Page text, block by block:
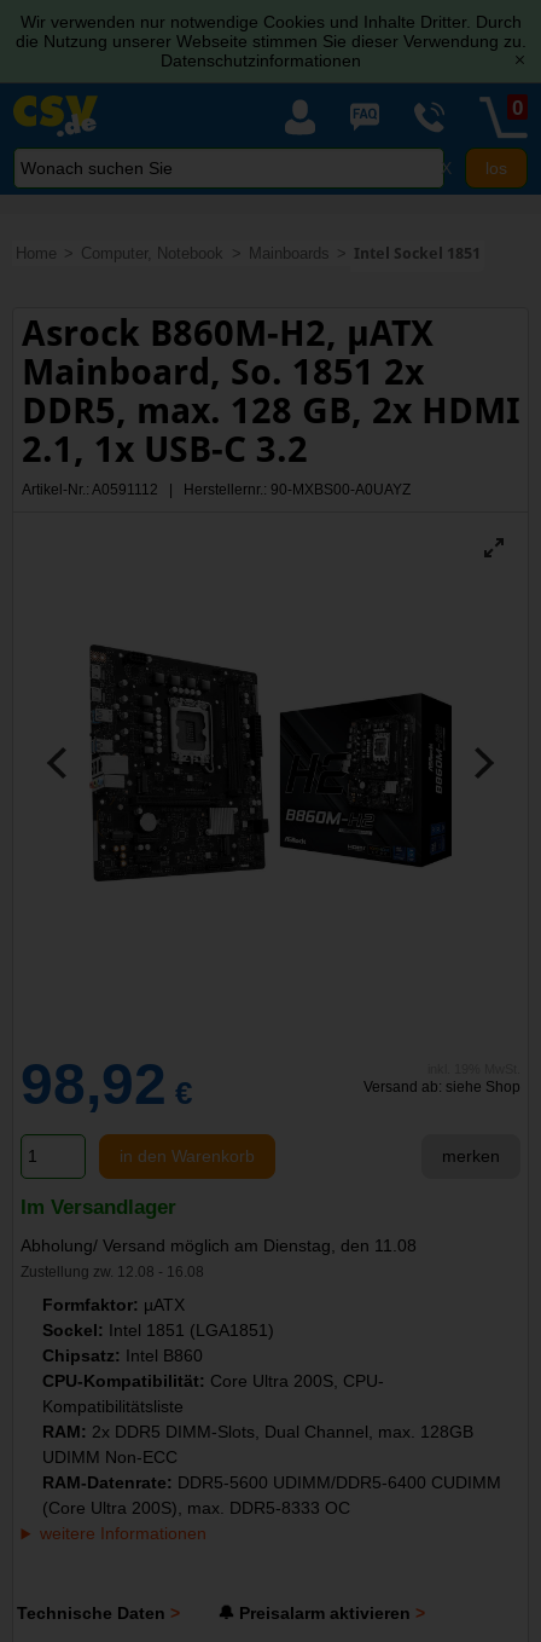
Wir verwenden nur notwendige Cookies und Inhalte Dritter. Durch
die Nutzung unserer Webseite stimmen Sie dieser Verwendung zu.
Datenschutzinformationen
[x]
X
0
Home Computer, Notebook Mainboards Intel Sockel 1851
Asrock B860M-H2, µATX
Mainboard, So. 1851 2x
DDR5, max. 128 GB, 2x HDMI
2.1, 1x USB-C 3.2
Artikel-Nr.: A0591112 | Herstellernr.: 90-MXBS00-A0UAYZ
98,92 € Versand ab: siehe Shop
in den Warenkorb merken
Im Versandlager
Abholung/ Versand möglich am Dienstag, den 11.08
Zustellung zw. 12.08 - 16.08
Formfaktor: µATX
Sockel: Intel 1851 (LGA1851)
Chipsatz: Intel B860
CPU-Kompatibilität: Core Ultra 200S, CPU-
Kompatibilitätsliste
RAM: 2x DDR5 DIMM-Slots, Dual Channel, max. 128GB
UDIMM Non-ECC
RAM-Datenrate: DDR5-5600 UDIMM/DDR5-6400 CUDIMM
(Core Ultra 200S), max. DDR5-8333 OC
weitere Informationen
Technische Daten 🔔 Preisalarm aktivieren